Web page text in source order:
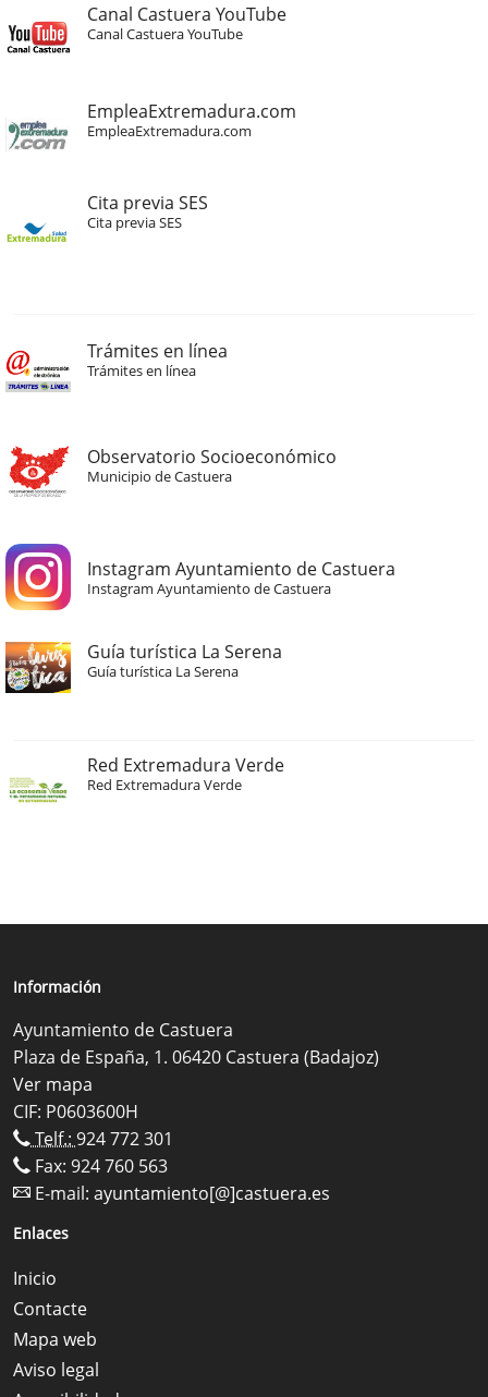
Canal Castuera YouTube
Canal Castuera YouTube
EmpleaExtremadura.com
EmpleaExtremadura.com
Cita previa SES
Cita previa SES
Trámites en línea
Trámites en línea
Observatorio Socioeconómico
Municipio de Castuera
Instagram Ayuntamiento de Castuera
Instagram Ayuntamiento de Castuera
Guía turística La Serena
Guía turística La Serena
Red Extremadura Verde
Red Extremadura Verde
Información
Ayuntamiento de Castuera
Plaza de España, 1. 06420 Castuera (Badajoz)
Ver mapa
CIF: P0603600H
Telf.: 924 772 301
Fax: 924 760 563
E-mail: ayuntamiento[@]castuera.es
Enlaces
Inicio
Contacte
Mapa web
Aviso legal